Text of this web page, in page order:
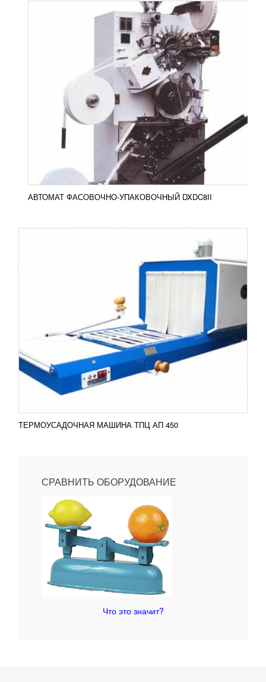
АВТОМАТ ФАСОВОЧНО-УПАКОВОЧНЫЙ DXDC8II
ТЕРМОУСАДОЧНАЯ МАШИНА ТПЦ АП 450
УЗНАТЬ ЦЕНУ
Термоусадочная машина ТПЦ АП 450
используется для блочной, групповой упакоквки
продукции в термоусадочную пленку. Машина
применяется для...
ПОДРОБНЕЕ
Добавить в сравнение
ТЕРМОУСАДОЧНАЯ МАШИНА ТПЦ АП 450
СРАВНИТЬ ОБОРУДОВАНИЕ
Что это значит?